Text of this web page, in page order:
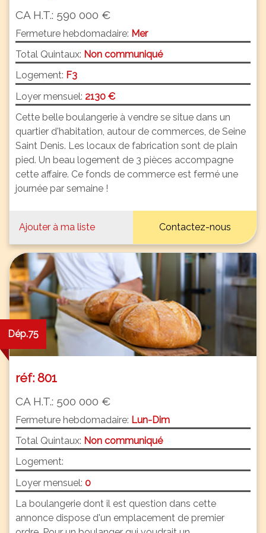
CA H.T.: 590 000 €
Fermeture hebdomadaire: Mer
Total Quintaux: Non communiqué
Logement: F3
Loyer mensuel: 2130 €
Cette belle boulangerie à vendre se situe dans un
quartier d'habitation, autour de commerces, de Seine
Saint Denis. Les locaux de fabrication sont de plain
pied. Un beau logement de 3 pièces accompagne
cette affaire. Ce fonds de commerce est fermé une
journée par semaine !
Ajouter à ma liste Contactez-nous
Dép.75
réf: 801
CA H.T.: 500 000 €
Fermeture hebdomadaire: Lun-Dim
Total Quintaux: Non communiqué
Logement:
Loyer mensuel: 0
La boulangerie dont il est question dans cette
annonce dispose d'un emplacement de premier